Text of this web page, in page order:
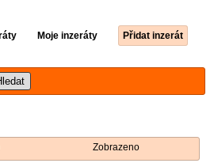
Moje inzeráty Přidat inzerát
Zobrazeno